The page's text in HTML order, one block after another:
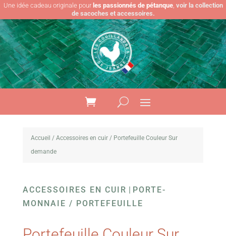
Une idée cadeau originale pour les passionnés de pétanque, voir la collection
de sacoches et accessoires.
Accueil / Accessoires en cuir/ Portefeuille Couleur Sur
demande
ACCESSOIRES EN CUIR | PORTE-
MONNAIE / PORTEFEUILLE